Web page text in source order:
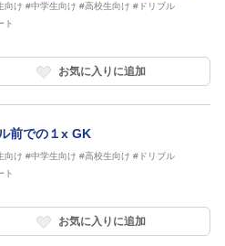
向け #中学生向け #高校生向け #ドリブル
ト
お気に入りに追加
前での１x GK
向け #中学生向け #高校生向け #ドリブル
ト
お気に入りに追加